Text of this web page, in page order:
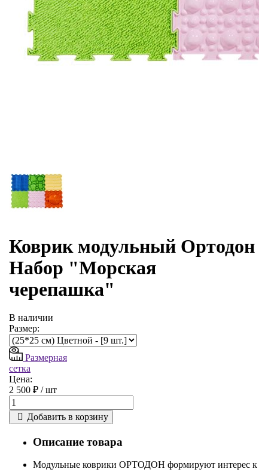
Коврик модульный Ортодон
Набор "Морская
черепашка"
В наличии
Размер:
Размерная
сетка
Цена:
2 500 ₽ /шт
Добавить в корзину
Описание товара
Модульные коврики ОРТОДОН формируют интерес к